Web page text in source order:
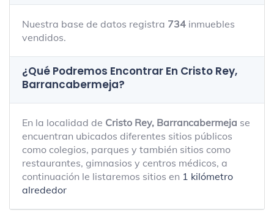
Nuestra base de datos registra 734 inmuebles
vendidos.
¿Qué Podremos Encontrar En Cristo Rey,
Barrancabermeja?
En la localidad de Cristo Rey, Barrancabermeja se
encuentran ubicados diferentes sitios públicos
como colegios, parques y también sitios como
restaurantes, gimnasios y centros médicos, a
continuación le listaremos sitios en 1 kilómetro
alrededor